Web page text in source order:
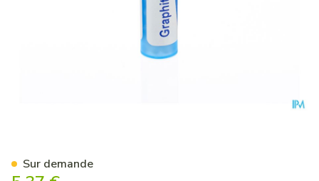
Sur demande